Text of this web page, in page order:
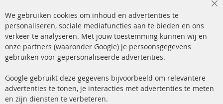
+49 (0) 4533 799 00 0
ma-do: 09-17 u, vr Fr 09-16 u
info@contra-automotive.de
facebook
instagram
Snelle links Kundenservice
We gebruiken cookies om inhoud en advertenties te
personaliseren, sociale mediafuncties aan te bieden en ons
verkeer te analyseren. Met jouw toestemming kunnen wij en
onze partners (waaronder Google) je persoonsgegevens
gebruiken voor gepersonaliseerde advertenties.
Google gebruikt deze gegevens bijvoorbeeld om relevantere
advertenties te tonen, je interacties met advertenties te meten
en zijn diensten te verbeteren.